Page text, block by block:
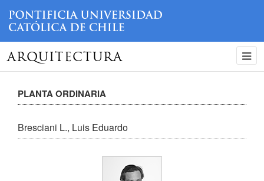
ARQUITECTURA
PLANTA ORDINARIA
Bresciani L., Luis Eduardo